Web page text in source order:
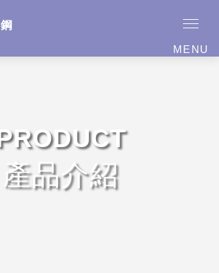
MENU
PRODUCT
產品介紹